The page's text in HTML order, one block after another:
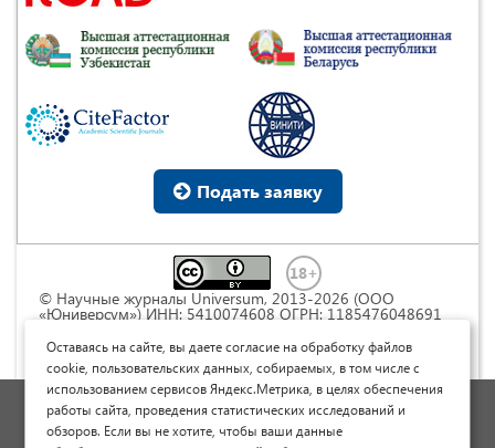
Подать заявку
© Научные журналы Universum, 2013-2026 (ООО
«Юниверсум») ИНН: 5410074608 ОГРН: 1185476048691
Commons « Attribution» («Атрибуция») 4.0
Непортированная
Политика обработки персональных данных
Договор оферты
Оставаясь на сайте, вы даете согласие на обработку файлов
cookie, пользовательских данных, собираемых, в том числе с
использованием сервисов Яндекс.Метрика, в целях обеспечения
работы сайта, проведения статистических исследований и
обзоров. Если вы не хотите, чтобы ваши данные